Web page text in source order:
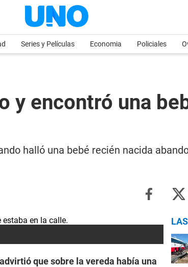
Series y Películas Economia Policiales
y encontró una
halló una bebé recién nacida
advirtió que sobre la vereda había una